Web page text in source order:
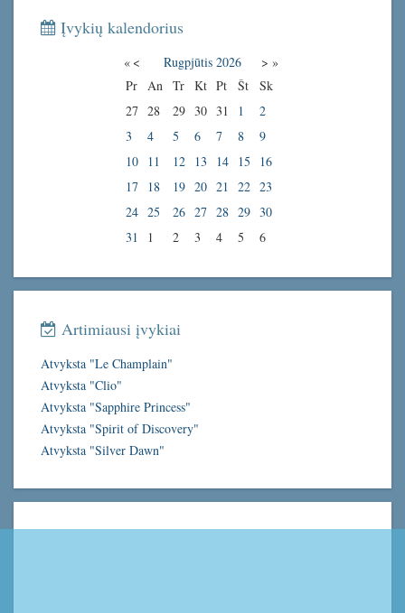
Įvykių kalendorius
« < Rugpjūtis 2026 > »
Pr
An Tr Kt Pt Št
Sk
27 28 29 30 31 1
2
3
4 5 6 7 8
9
10
11 12 13 14 15
16
17
18 19 20 21 22 23
24 25 26 27 28 29
30
31
1 2 3 4 5 6
Artimiausi įvykiai
Atvyksta "Le Champlain"
Atvyksta "Clio"
Atvyksta "Sapphire Princess"
Atvyksta "Spirit of Discovery"
Atvyksta "Silver Dawn"